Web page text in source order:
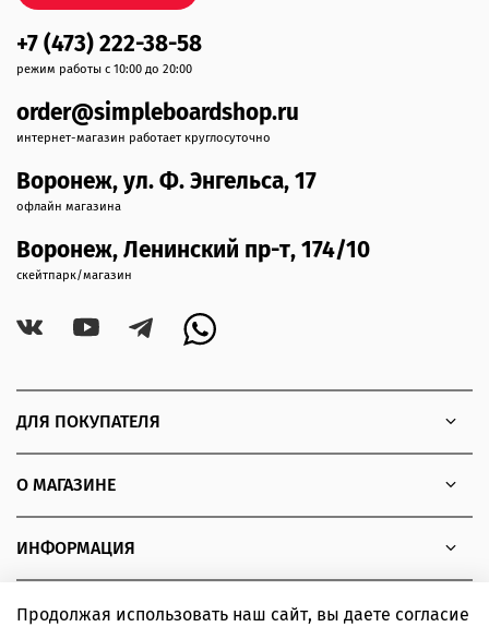
ДЛЯ ПОКУПАТЕЛЯ
О МАГАЗИНЕ
ИНФОРМАЦИЯ
+7 (473) 222-38-58
режим работы с 10:00 до 20:00
order@simpleboardshop.ru
интернет-магазин работает круглосуточно
Воронеж, ул. Ф. Энгельса, 17
офлайн магазина
Воронеж, Ленинский пр-т, 174/10
скейтпарк/магазин
Продолжая использовать наш сайт, вы даете согласие